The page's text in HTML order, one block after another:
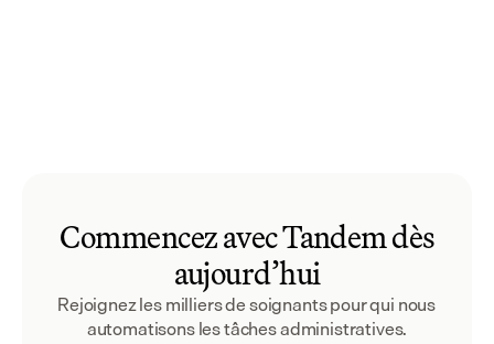
Commencez avec Tandem dès
aujourd’hui
Rejoignez les milliers de soignants pour qui nous
automatisons les tâches administratives.